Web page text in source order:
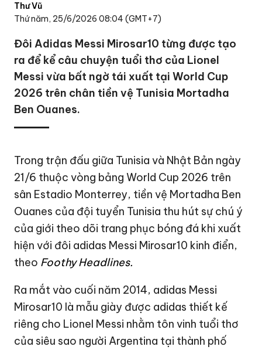
Thư Vũ
Thứ năm, 25/6/2026 08:04 (GMT+7)
Đôi Adidas Messi Mirosar10 từng được tạo
ra để kể câu chuyện tuổi thơ của Lionel
Messi vừa bất ngờ tái xuất tại World Cup
2026 trên chân tiền vệ Tunisia Mortadha
Ben Ouanes.
Trong trận đấu giữa Tunisia và Nhật Bản ngày
21/6 thuộc vòng bảng World Cup 2026 trên
sân Estadio Monterrey, tiền vệ Mortadha Ben
Ouanes của đội tuyển Tunisia thu hút sự chú ý
của giới theo dõi trang phục bóng đá khi xuất
hiện với đôi adidas Messi Mirosar10 kinh điển,
theo Foothy Headlines.
Ra mắt vào cuối năm 2014, adidas Messi
Mirosar10 là mẫu giày được adidas thiết kế
riêng cho Lionel Messi nhằm tôn vinh tuổi thơ
của siêu sao người Argentina tại thành phố